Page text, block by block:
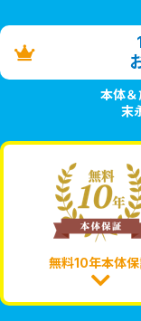
本体＆
末
無料10年本体